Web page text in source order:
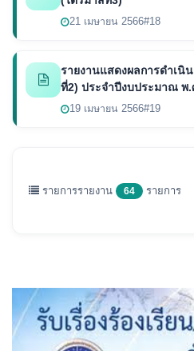
21 เมษายน 2566#18
รายงานแสดงผลการดำเนิ
ที่2) ประจำปีงบประมาณ พ.
19 เมษายน 2566#19
รายการรายงาน 64 รายการ